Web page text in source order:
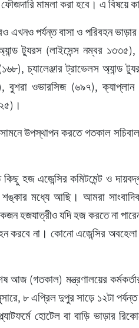
মামলা করা হবে। এ বিষয়ে
এখনও পর্যন্ত বাসা ও পরিবহন
ট্যুরস (লাইসেন্স নম্বর
চ্যালেঞ্জার ট্রাভেলস অ্যান্ড
বুশরা ওভারসিজ (৬৯৭),
উপস্থাপন করতে গতকাল
কিছু হজ এজেন্সির কমিটমেন্ট ও
মধ্যে আছি। আমরা
হজযাত্রীও যদি হজ করতে না
করবে না। কোনো এজেন্সির অবহেলা
আজ (গতকাল) মন্ত্রণালয়ের
৮ এপ্রিল দুপুর সাড়ে ১২টা
হোটেল বা বাড়ি ভাড়ার